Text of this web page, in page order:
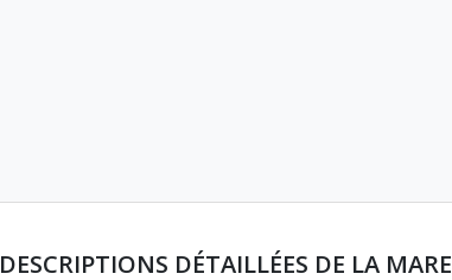
DESCRIPTIONS DÉTAILLÉES DE LA MARE